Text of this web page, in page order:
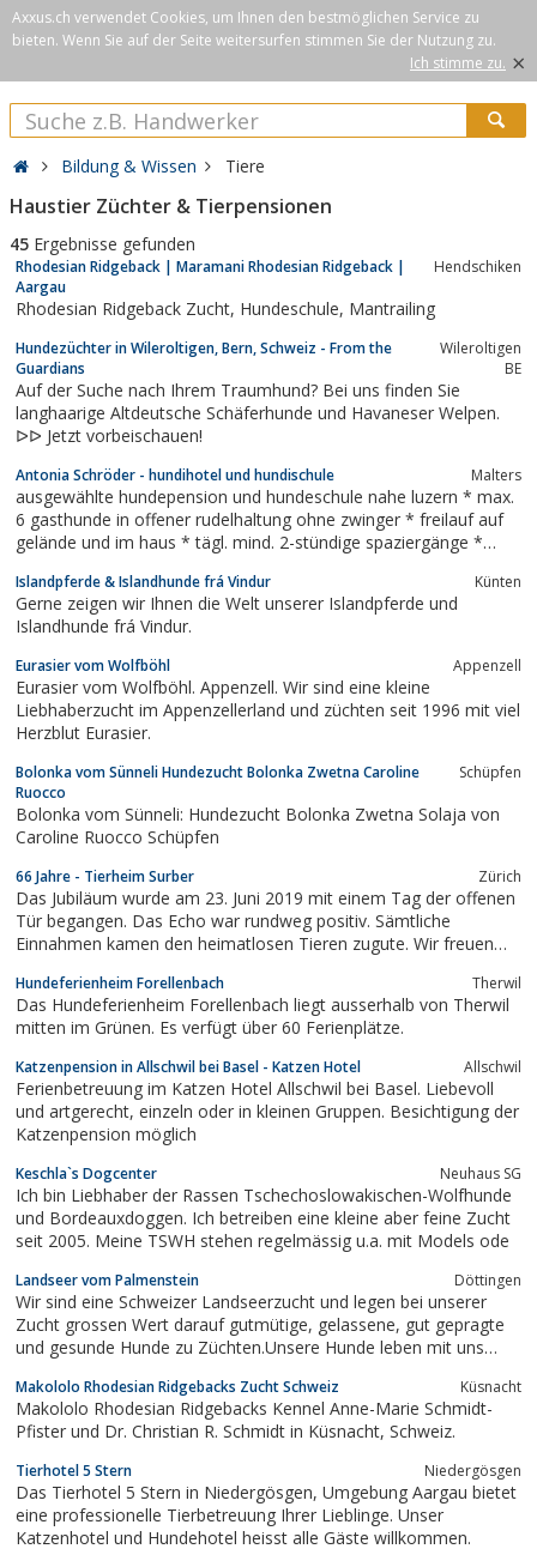
Axxus.ch verwendet Cookies, um Ihnen den bestmöglichen Service zu
bieten. Wenn Sie auf der Seite weitersurfen stimmen Sie der Nutzung zu.
Ich stimme zu. ×
Bildung & Wissen Tiere
Haustier Züchter & Tierpensionen
45 Ergebnisse gefunden
Rhodesian Ridgeback | Maramani Rhodesian Ridgeback |
Aargau
Hendschiken
Rhodesian Ridgeback Zucht, Hundeschule, Mantrailing
Hundezüchter in Wileroltigen, Bern, Schweiz - From the
Guardians
Wileroltigen
BE
Auf der Suche nach Ihrem Traumhund? Bei uns finden Sie
langhaarige Altdeutsche Schäferhunde und Havaneser Welpen.
ᐅᐅ Jetzt vorbeischauen!
Antonia Schröder - hundihotel und hundischule Malters
ausgewählte hundepension und hundeschule nahe luzern * max.
6 gasthunde in offener rudelhaltung ohne zwinger * freilauf auf
gelände und im haus * tägl. mind. 2-stündige spaziergänge *
umschwung und badefluss * ausgebildete betreuerin (diplomierte
HEB...
Islandpferde & Islandhunde frá Vindur Künten
Gerne zeigen wir Ihnen die Welt unserer Islandpferde und
Islandhunde frá Vindur.
Eurasier vom Wolfböhl Appenzell
Eurasier vom Wolfböhl. Appenzell. Wir sind eine kleine
Liebhaberzucht im Appenzellerland und züchten seit 1996 mit viel
Herzblut Eurasier.
Bolonka vom Sünneli Hundezucht Bolonka Zwetna Caroline
Ruocco
Schüpfen
Bolonka vom Sünneli: Hundezucht Bolonka Zwetna Solaja von
Caroline Ruocco Schüpfen
66 Jahre - Tierheim Surber Zürich
Das Jubiläum wurde am 23. Juni 2019 mit einem Tag der offenen
Tür begangen. Das Echo war rundweg positiv. Sämtliche
Einnahmen kamen den heimatlosen Tieren zugute. Wir freuen
finden Sie im Video rechts, das uns die Hundehilfe Ungarn zu
unserem Geburtstag geschenkt hat....
Hundeferienheim Forellenbach Therwil
Das Hundeferienheim Forellenbach liegt ausserhalb von Therwil
mitten im Grünen. Es verfügt über 60 Ferienplätze.
Katzenpension in Allschwil bei Basel - Katzen Hotel Allschwil
Ferienbetreuung im Katzen Hotel Allschwil bei Basel. Liebevoll
und artgerecht, einzeln oder in kleinen Gruppen. Besichtigung der
Katzenpension möglich
Keschla`s Dogcenter Neuhaus SG
Ich bin Liebhaber der Rassen Tschechoslowakischen-Wolfhunde
und Bordeauxdoggen. Ich betreiben eine kleine aber feine Zucht
seit 2005. Meine TSWH stehen regelmässig u.a. mit Models ode
Landseer vom Palmenstein Döttingen
Wir sind eine Schweizer Landseerzucht und legen bei unserer
Zucht grossen Wert darauf gutmütige, gelassene, gut gepragte
und gesunde Hunde zu Züchten.Unsere Hunde leben mit uns
Familie.
Makololo Rhodesian Ridgebacks Zucht Schweiz Küsnacht
Makololo Rhodesian Ridgebacks Kennel Anne-Marie Schmidt-
Pfister und Dr. Christian R. Schmidt in Küsnacht, Schweiz.
Tierhotel 5 Stern Niedergösgen
Das Tierhotel 5 Stern in Niedergösgen, Umgebung Aargau bietet
eine professionelle Tierbetreuung Ihrer Lieblinge. Unser
Katzenhotel und Hundehotel heisst alle Gäste willkommen.